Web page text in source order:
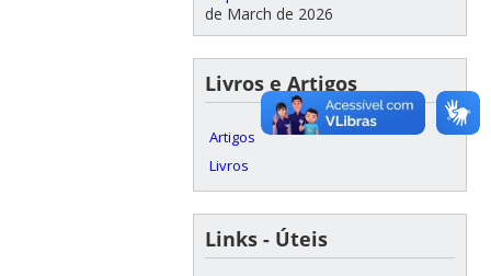
de March de 2026
Livros e Artigos
Artigos
Livros
Links - Úteis